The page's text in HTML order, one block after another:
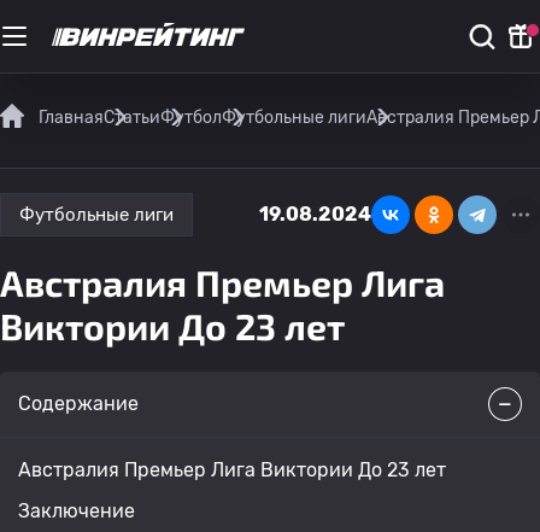
ГлавнаяСтатьиФутболФутбольные лигиАвстралия Премьер
Футбольные лиги 19.08.2024
Австралия Премьер Лига
Виктории До 23 лет
Содержание
Австралия Премьер Лига Виктории До 23 лет
Заключение